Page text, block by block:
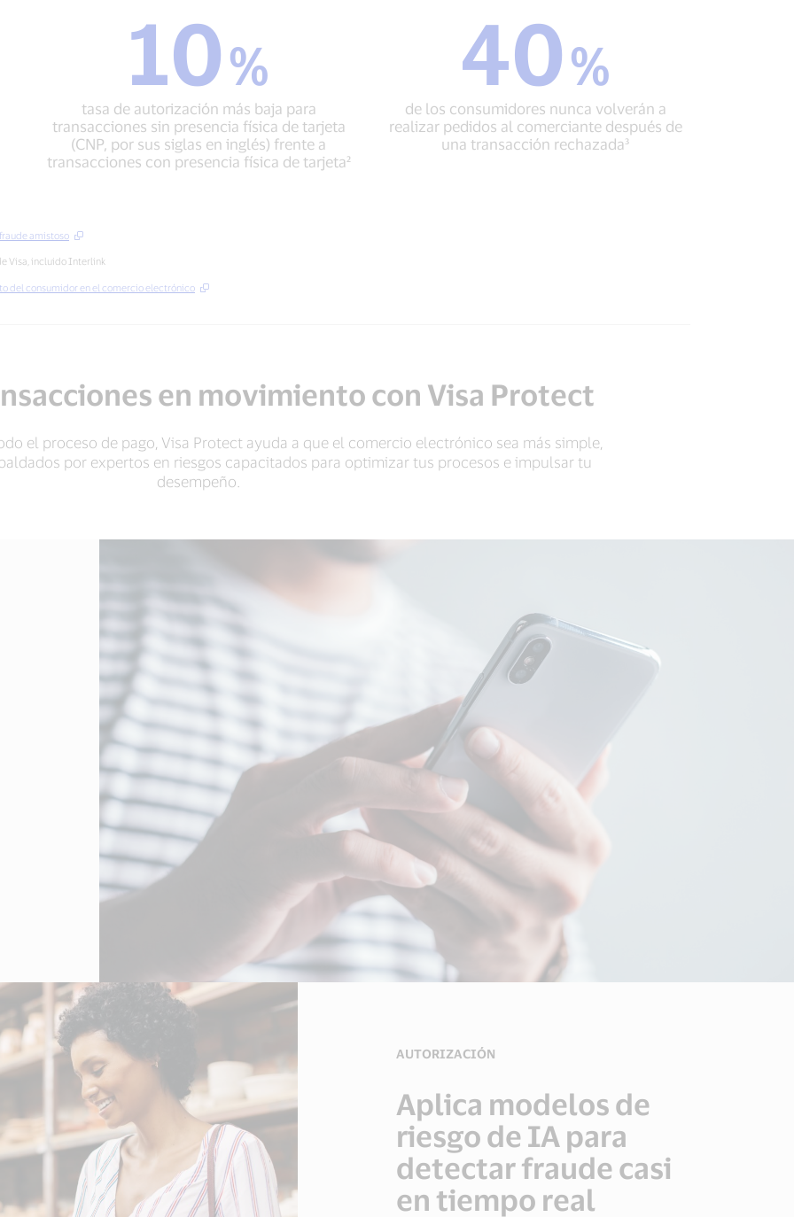
10
%
tasa
de
autorización
más
baja
para
transacciones
por
con
presencia
física
de
10%
tasa de autorización más baja para
transacciones sin presencia física de tarjeta
(CNP, por sus siglas en inglés) frente a
transacciones con presencia física de tarjeta²
40
de
los
consumidores
nunca
volverán
a
40%
de los consumidores nunca volverán a
realizar pedidos al comerciante después de
una transacción rechazada³
amistoso
Visa, incluido Interlink
del consumidor en el comercio electrónico
en movimiento con Visa Protect
el proceso de pago, Visa Protect ayuda a que el comercio electrónico sea más simple,
por expertos en riesgos capacitados para optimizar tus procesos e impulsar tu
desempeño.
AUTORIZACIÓN
Aplica modelos de
riesgo de IA para
detectar fraude casi
en tiempo real